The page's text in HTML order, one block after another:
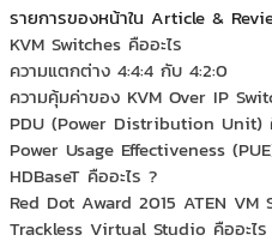
PDU
CONNECTIVITY
IOT
OTHER
SUPPORT
รายการของหน้าใน Article &
KVM Switches คืออะไร
ความแตกต่าง 4:4:4 กับ 4:2:0
ความคุ้มค่าของ KVM Over IP
PDU (Power Distribution Unit)
Power Usage Effectiveness
HDBaseT คืออะไร ?
Red Dot Award 2015 ATEN VM
Trackless Virtual Studio คืออะไร